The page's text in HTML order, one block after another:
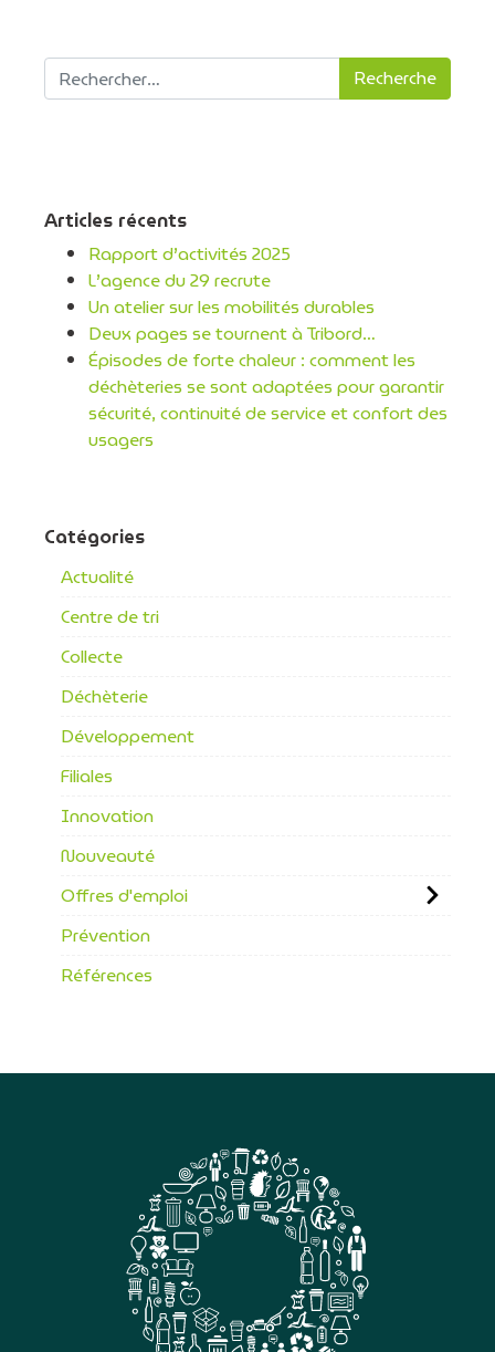
Recherche pour :
Articles récents
Rapport d’activités 2025
L’agence du 29 recrute
Un atelier sur les mobilités durables
Deux pages se tournent à Tribord…
Épisodes de forte chaleur : comment les
déchèteries se sont adaptées pour garantir
sécurité, continuité de service et confort des
usagers
Catégories
Actualité
Centre de tri
Collecte
Déchèterie
Développement
Filiales
Innovation
Nouveauté
Offres d'emploi
Prévention
Références